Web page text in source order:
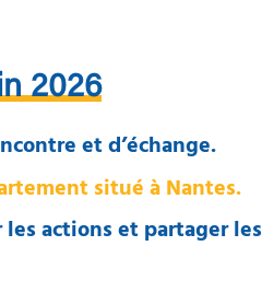
2026
et d’échange.
situé à Nantes.
actions et partager les